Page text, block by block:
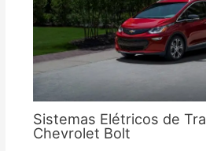
Sistemas Elétricos de
Chevrolet Bolt